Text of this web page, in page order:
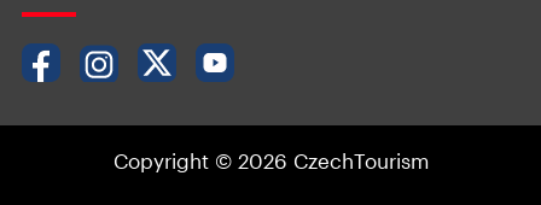
Copyright © 2026 CzechTourism